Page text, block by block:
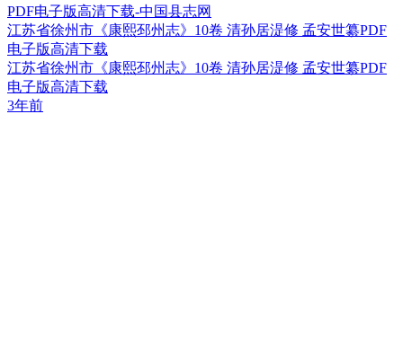
江苏省徐州市《康熙邳州志》10卷 清孙居湜修 孟安世纂PDF
电子版高清下载
江苏省徐州市《康熙邳州志》10卷 清孙居湜修 孟安世纂PDF
电子版高清下载
3年前